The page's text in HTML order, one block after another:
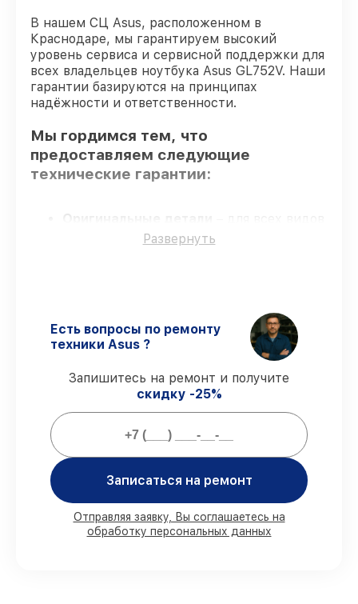
В нашем СЦ Asus, расположенном в
Краснодаре, мы гарантируем высокий
уровень сервиса и сервисной поддержки для
всех владельцев ноутбука Asus GL752V. Наши
гарантии базируются на принципах
надёжности и ответственности.
Мы гордимся тем, что
предоставляем следующие
технические гарантии:
Оригинальные детали
сервиса применяются исключительно
подтверждает их уровень мастерства.
Соблюдение сроков починки–
гарантируем завершение работ без
Сервис с гарантией– предоставляем
официальное гарантийное
сопровождение после починки.
Мы гарантируем:
80%работ в присутствии заказчика
90%комплектующих для ноутбуков
имеются в наличии или доступны для
Развернуть
Есть вопросы по ремонту
техники Asus ?
Запишитесь на ремонт и получите
скидку -25%
Записаться на ремонт
Отправляя заявку, Вы соглашаетесь на
обработку персональных данных